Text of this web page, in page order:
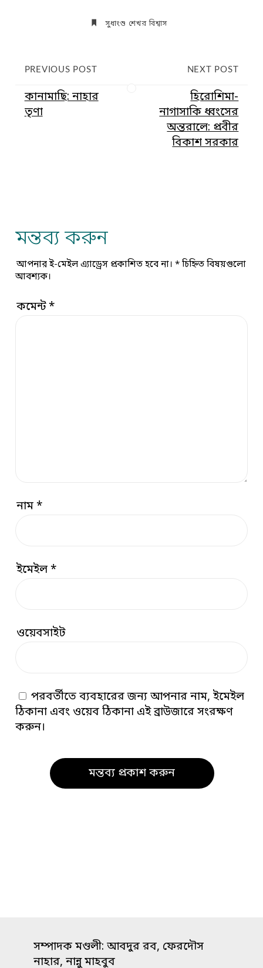
সুধাংশু শেখর বিশ্বাস
PREVIOUS POST
কানামাছি: নাহার
তৃণা
NEXT POST
হিরোশিমা-
নাগাসাকি ধ্বংসের
অন্তরালে: প্রবীর
বিকাশ সরকার
মন্তব্য করুন
আপনার ই-মেইল এ্যাড্রেস প্রকাশিত হবে না। *চিহ্নিত বিষয়গুলো
আবশ্যক।
কমেন্ট*
নাম*
ইমেইল*
ওয়েবসাইট
পরবর্তীতে ব্যবহারের জন্য আপনার নাম, ইমেইল
ঠিকানা এবং ওয়েব ঠিকানা এই ব্রাউজারে সংরক্ষণ
করুন।
সম্পাদক মণ্ডলী: আবদুর রব, ফেরদৌস
নাহার, নান্নু মাহবুব